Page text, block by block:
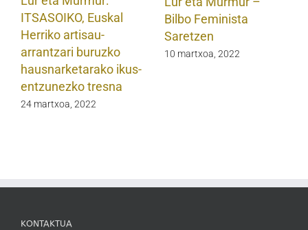
ITSASOIKO, Euskal
Herriko artisau-
arrantzari buruzko
hausnarketarako ikus-
entzunezko tresna
24 martxoa, 2022
Bilbo Feminista
Saretzen
10 martxoa, 2022
KONTAKTUA